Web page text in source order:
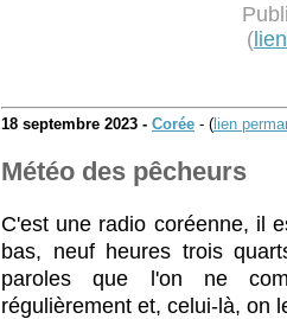
(
18 septembre 2023 - Corée - (lien
Météo des pêcheurs
C'est une radio coréenne, il
bas, neuf heures trois
paroles que l'on ne
régulièrement et, celui-là, on